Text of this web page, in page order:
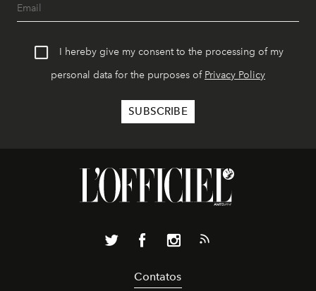
I hereby give my consent to the processing of my
personal data for the purposes of Privacy Policy
Contatos